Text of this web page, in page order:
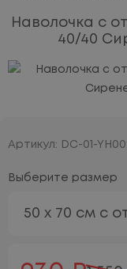
Наволочка с
40/40
Артикул: DC-01-
Выберите размер
50 х 70 см с